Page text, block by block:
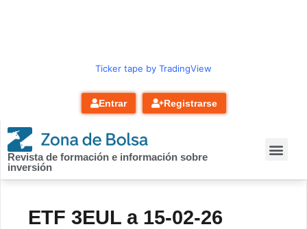
Ticker tape by TradingView
Entrar Registrarse
Revista de formación e información sobre
inversión
ETF 3EUL a 15-02-26